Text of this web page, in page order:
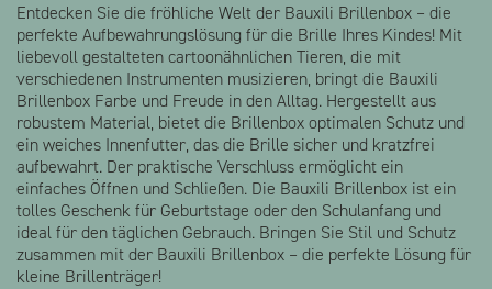
Entdecken Sie die fröhliche Welt der Bauxili Brillenbox – die
perfekte Aufbewahrungslösung für die Brille Ihres Kindes! Mit
liebevoll gestalteten cartoonähnlichen Tieren, die mit
verschiedenen Instrumenten musizieren, bringt die Bauxili
Brillenbox Farbe und Freude in den Alltag. Hergestellt aus
robustem Material, bietet die Brillenbox optimalen Schutz und
ein weiches Innenfutter, das die Brille sicher und kratzfrei
aufbewahrt. Der praktische Verschluss ermöglicht ein
einfaches Öffnen und Schließen. Die Bauxili Brillenbox ist ein
tolles Geschenk für Geburtstage oder den Schulanfang und
ideal für den täglichen Gebrauch. Bringen Sie Stil und Schutz
zusammen mit der Bauxili Brillenbox – die perfekte Lösung für
kleine Brillenträger!